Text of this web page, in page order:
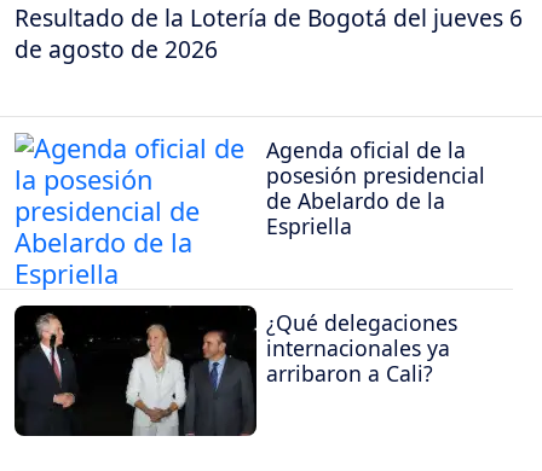
Resultado de la Lotería de Bogotá del jueves 6
de agosto de 2026
Agenda oficial de la
posesión presidencial
de Abelardo de la
Espriella
¿Qué delegaciones
internacionales ya
arribaron a Cali?